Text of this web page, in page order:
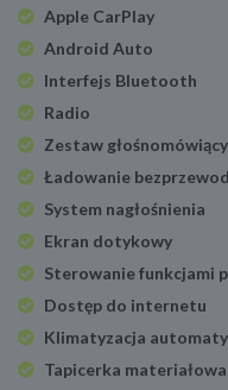
Apple CarPlay
Android Auto
Interfejs Bluetooth
Radio
Zestaw głośnomówiący
Ładowanie
System nagłośnienia
Ekran dotykowy
Sterowanie funkcjami
Dostęp do internetu
Klimatyzacja
Tapicerka materiałowa